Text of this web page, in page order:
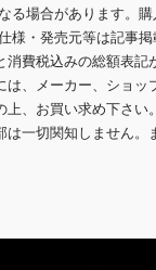
る場合があります。購
様・発売元等は記事掲
消費税込みの総額表記
は、メーカー、ショッ
上、お買い求め下さい
は一切関知しません。